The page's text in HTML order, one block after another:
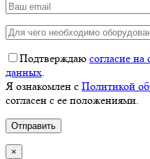
Подтверждаю согласие
данных.
Я ознакомлен с Политикой
согласен с ее положениями.
×